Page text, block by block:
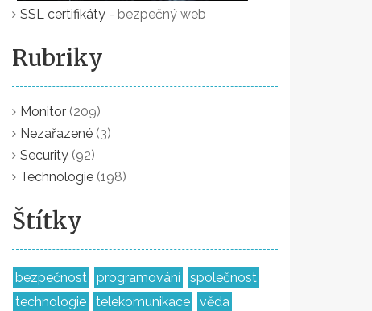
SSL certifikáty - bezpečný web
Rubriky
Monitor (209)
Nezařazené (3)
Security (92)
Technologie (198)
Štítky
bezpečnost programování
společnost
technologie
telekomunikace věda